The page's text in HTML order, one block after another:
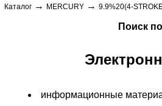
Каталог → MERCURY → 9.9%20(4-
Поиск
информационные